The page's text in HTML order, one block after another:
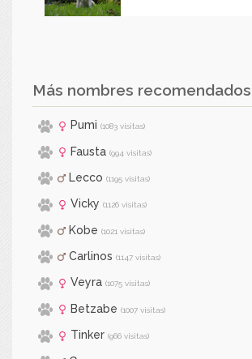
Más nombres recomendados
Pumi (1083 visitas)
Fausta (994 visitas)
Lecco (1195 visitas)
Vicky (1126 visitas)
Kobe (1021 visitas)
Carlinos (1147 visitas)
Veyra (1075 visitas)
Betzabe (1007 visitas)
Tinker (966 visitas)